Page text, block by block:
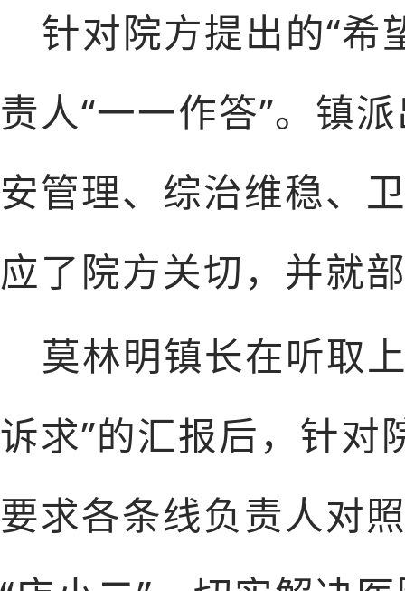
针对院方提出的“希
责人“一一作答”。镇
安管理、综治维稳、
应了院方关切，并就
莫林明镇长在听取
诉求”的汇报后，针
要求各条线负责人对